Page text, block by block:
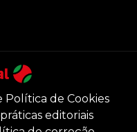
Política de Cookies
editoriais